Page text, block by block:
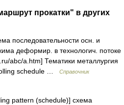
прокатки" в других
последовательности осн. и
деформир. в технологич. потоке
abc/a.htm] Тематики металлургия
schedule …
Справочник
pattern (schedule)] схема